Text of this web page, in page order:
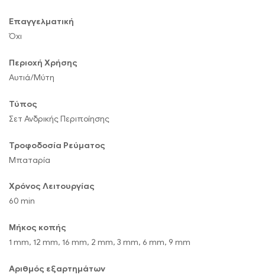
Επαγγελματική
Όχι
Περιοχή Χρήσης
Αυτιά/Μύτη
Τύπος
Σετ Ανδρικής Περιποίησης
Τροφοδοσία Ρεύματος
Μπαταρία
Χρόνος Λειτουργίας
60 min
Μήκος κοπής
1 mm, 12 mm, 16 mm, 2 mm, 3 mm, 6 mm, 9 mm
Αριθμός εξαρτημάτων